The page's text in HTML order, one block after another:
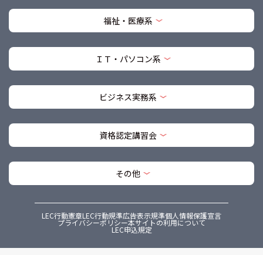
福祉・医療系
ＩＴ・パソコン系
ビジネス実務系
資格認定講習会
その他
LEC行動憲章LEC行動規準広告表示規準個人情報保護宣言
プライバシーポリシー本サイトの利用について
LEC申込規定